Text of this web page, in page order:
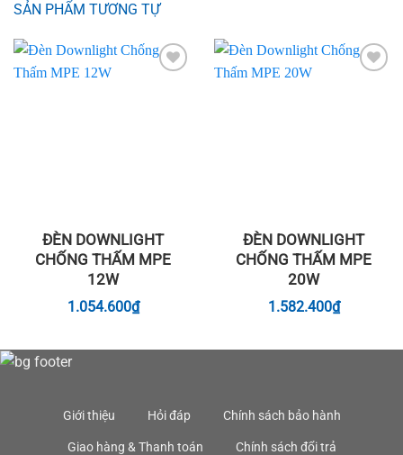
SẢN PHẨM TƯƠNG TỰ
ĐÈN DOWNLIGHT
CHỐNG THẤM MPE
12W
1.054.600₫
ĐÈN DOWNLIGHT
CHỐNG THẤM MPE
20W
1.582.400₫
Giới thiệu Hỏi đáp Chính sách bảo hành
Giao hàng & Thanh toán Chính sách đổi trả